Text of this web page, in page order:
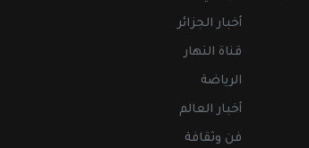
أخبار الجزائر
قناة النهار
الرياضة
أخبار العالم
فن وثقافة